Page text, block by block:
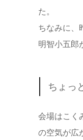
た。
ちなみに、
明智小五郎
ちょっ
会場はこく
の空気が広